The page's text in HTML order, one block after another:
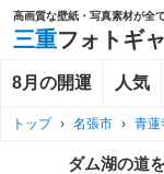
高画質な壁紙・写真素材が全
三重フォトギ
8月の開運 人気
トップ › 名張市 › 青蓮
ダム湖の道